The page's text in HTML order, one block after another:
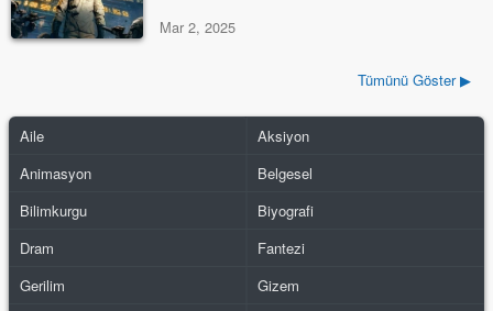
Mar 2, 2025
Tümünü Göster ▶
Aile
Aksiyon
Animasyon
Belgesel
Bilimkurgu
Biyografi
Dram
Fantezi
Gerilim
Gizem